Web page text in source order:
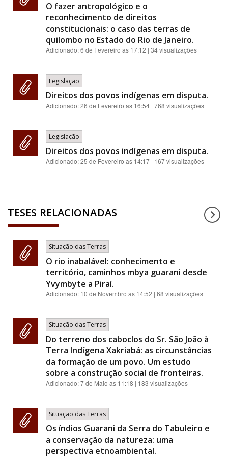
O fazer antropológico e o
reconhecimento de direitos
constitucionais: o caso das terras de
quilombo no Estado do Rio de Janeiro.
Adicionado:6 de Fevereiro as 17:12 | 34 visualizações
Legislação
Direitos dos povos indígenas em disputa.
Adicionado:26 de Fevereiro as 16:54 | 768 visualizações
Legislação
Direitos dos povos indígenas em disputa.
Adicionado:25 de Fevereiro as 14:17 | 167 visualizações
TESES RELACIONADAS
Situação das Terras
O rio inabalável: conhecimento e
território, caminhos mbya guarani desde
Yvymbyte a Piraí.
Adicionado: 10 de Novembro as 14:52 | 68 visualizações
Situação das Terras
Do terreno dos caboclos do Sr. São João à
Terra Indígena Xakriabá: as circunstâncias
da formação de um povo. Um estudo
sobre a construção social de fronteiras.
Adicionado:7 de Maio as 11:18 | 183 visualizações
Situação das Terras
Os índios Guarani da Serra do Tabuleiro e
a conservação da natureza: uma
perspectiva etnoambiental.